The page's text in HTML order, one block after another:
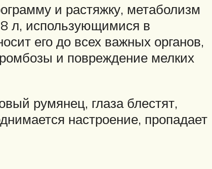
и растяжку, метаболизм
8 л, использующимися в
его до всех важных органов,
и повреждение мелких
румянец, глаза блестят,
настроение, пропадает